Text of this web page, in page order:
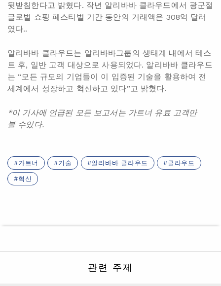
뒷받침한다고 밝혔다. 작년 알리바바 클라우드에서 광군절
글로벌 쇼핑 페스티벌 기간 동안의 거래액은 308억 달러
였다..
알리바바 클라우드는 알리바바그룹의 생태계 내에서 테스
트 후, 일반 고객 대상으로 사용되었다. 알리바바 클라우드
는 “모든 규모의 기업들이 이 입증된 기술을 활용하여 전
세계에서 성장하고 혁신하고 있다”고 밝혔다.
*이 기사에 언급된 모든 보고서는 가트너 유료 고객만
볼 수있다.
가트너 기술 알리바바 클라우드 클라우드
혁신
관련 주제